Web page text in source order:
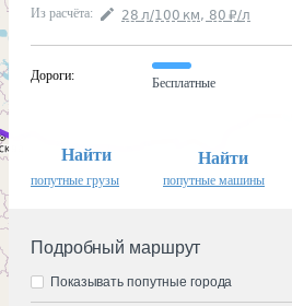
Из расчёта: 28 л/100 км, 80 ₽/л
Дороги:
Бесплатные
Найти
попутные грузы
Найти
попутные машины
Подробный маршрут
Показывать попутные города